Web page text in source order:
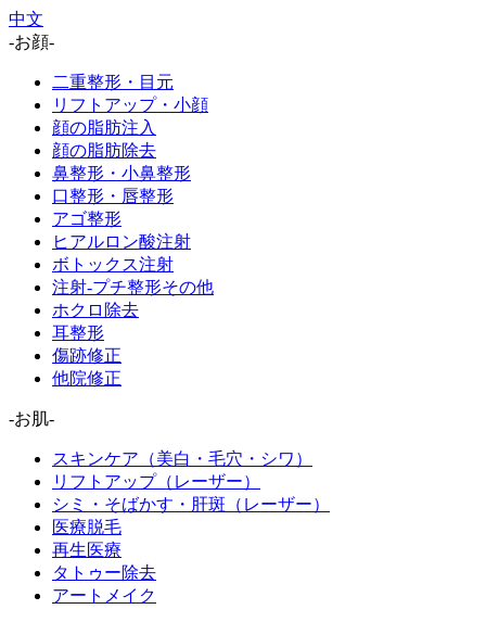
中文
-お顔-
二重整形・目元
リフトアップ・小顔
顔の脂肪注入
顔の脂肪除去
鼻整形・小鼻整形
口整形・唇整形
アゴ整形
ヒアルロン酸注射
ボトックス注射
注射-プチ整形その他
ホクロ除去
耳整形
傷跡修正
他院修正
-お肌-
スキンケア（美白・毛穴・シワ）
リフトアップ（レーザー）
シミ・そばかす・肝斑（レーザー）
医療脱毛
再生医療
タトゥー除去
アートメイク